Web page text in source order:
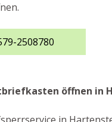
2508780
öffnen in